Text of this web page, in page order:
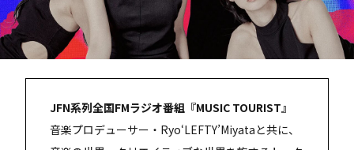
JFN系列全国FMラジオ番組『MUSIC TOURIST』
音楽プロデューサー・Ryo‘LEFTY’Miyataと共に、